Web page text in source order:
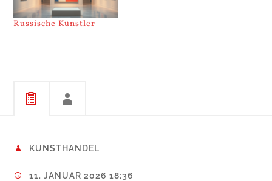
Russische Künstler
KUNSTHANDEL
11. JANUAR 2026 18:36